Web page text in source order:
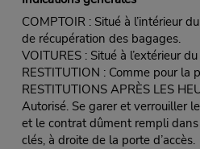
COMPTOIR : Situé à l’intérieur
de récupération des bagages.
VOITURES : Situé à l’extérieur
RESTITUTION : Comme pour la
RESTITUTIONS APRÈS LES
Autorisé. Se garer et verrouiller
et le contrat dûment rempli
clés, à droite de la porte d’accès.